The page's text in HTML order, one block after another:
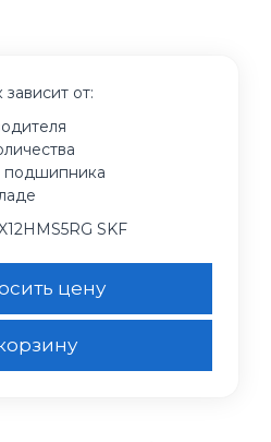
от:
SKF
цену